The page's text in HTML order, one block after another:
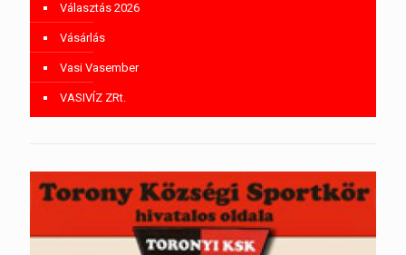
Választás 2026
Vásárlás
Vasi Vasember
VASIVÍZ ZRt.